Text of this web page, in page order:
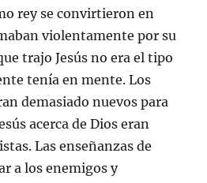
rey se convirtieron en
violentamente por su
trajo Jesús no era el tipo
tenía en mente. Los
demasiado nuevos para
acerca de Dios eran
Las enseñanzas de
a los enemigos y